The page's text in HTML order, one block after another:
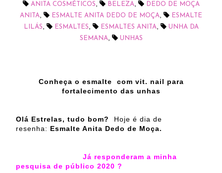
ANITA COSMÉTICOS BELEZA
DEDO DE MOÇA
ANITA
ESMALTE ANITA DEDO DE MOÇA
ESMALTE
LILÁS
ESMALTES ESMALTES ANITA
UNHA DA
SEMANA
UNHAS
Conheça o esmalte com vit. nail para
fortalecimento das unhas
Olá Estrelas, tudo bom? Hoje é dia de
resenha: Esmalte Anita Dedo de Moça.
Já responderam a minha
pesquisa de público 2020 ?